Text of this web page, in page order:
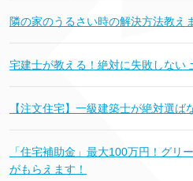
隣の家のうるさい時の解決方法教え
宅建士が教える！絶対に失敗しない
【注文住宅】一級建築士が絶対選ば
「住宅補助金」最大100万円！グリ
がもらえます！